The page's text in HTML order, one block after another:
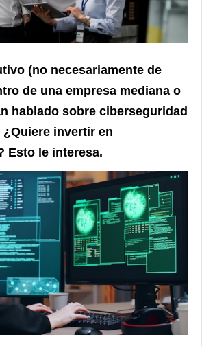
(no necesariamente de
de una empresa mediana o
hablado sobre ciberseguridad
invertir en
Esto le interesa.